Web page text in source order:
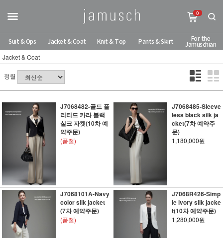
0
Suit & Ops Jacket & Coat Knit & Top Pants & Skirt
For the
Jamuschian
Jacket & Coat
정렬
J7068482-골드 플
리티드 카라 블랙
실크 자켓(10차 예
약주문)
(품절)
J7068485-Sleeve
less black silk ja
cket(7차 예약주
문)
1,180,000원
J7068101A-Navy
color silk jacket
(7차 예약주문)
(품절)
J7068R426-Simp
le ivory silk jacke
t(10차 예약주문)
1,280,000원